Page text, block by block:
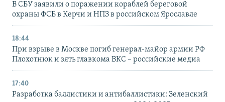
В СБУ заявили о поражении кораблей береговой
охраны ФСБ в Керчи и НПЗ в российском Ярославле
18:44
При взрыве в Москве погиб генерал-майор армии РФ
Плохотнюк и зять главкома ВКС – российские медиа
17:40
Разработка баллистики и антибаллистики: Зеленский